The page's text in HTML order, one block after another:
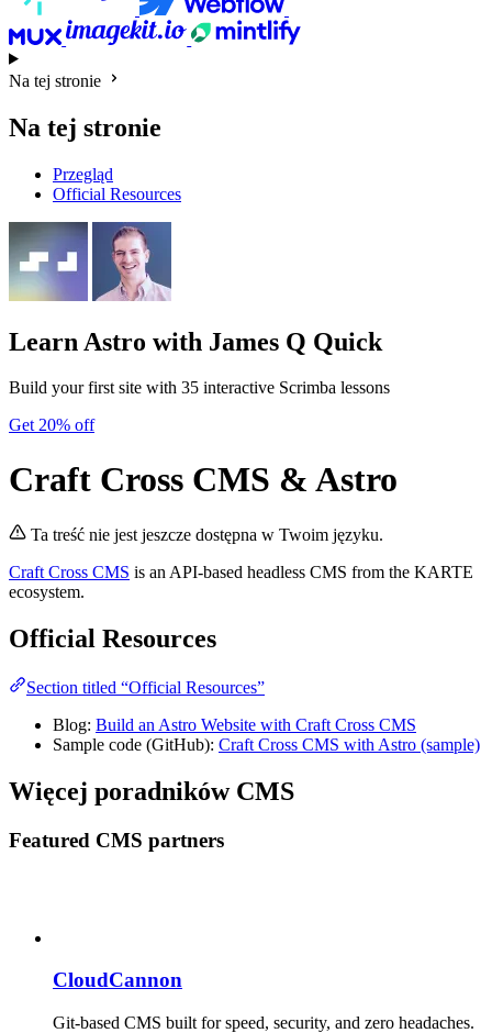
Na tej stronie
Na tej stronie
Przegląd
Official Resources
Learn Astro with James Q Quick
Build your first site with 35 interactive Scrimba lessons
Get 20% off
Craft Cross CMS & Astro
Ta treść nie jest jeszcze dostępna w Twoim języku.
Craft Cross CMS is an API-based headless CMS from the KARTE
ecosystem.
Official Resources
Section titled “Official Resources”
Blog: Build an Astro Website with Craft Cross CMS
Sample code (GitHub): Craft Cross CMS with Astro (sample)
Więcej poradników CMS
Featured CMS partners
CloudCannon
Git-based CMS built for speed, security, and zero headaches.